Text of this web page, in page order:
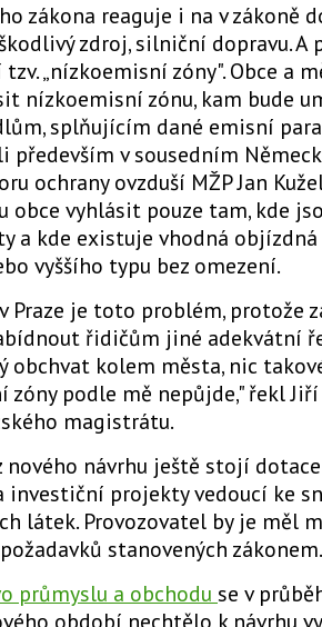
zákona reaguje i na v zákoně
zdroj, silniční dopravu. A
tzv. „nízkoemisní zóny". Obce a
nízkoemisní zónu, kam bude
splňujícím dané emisní
především v sousedním
ochrany ovzduší MŽP Jan
obce vyhlásit pouze tam, kde
a kde existuje vhodná
vyššího typu bez omezení.
Praze je toto problém, protože
řidičům jiné adekvátní
obchvat kolem města, nic
zóny podle mě nepůjde," řekl
magistrátu.
nového návrhu ještě stojí
investiční projekty vedoucí ke
látek. Provozovatel by je měl
stanovených zákonem.
průmyslu a obchodu se v
období nechtělo k návrhu